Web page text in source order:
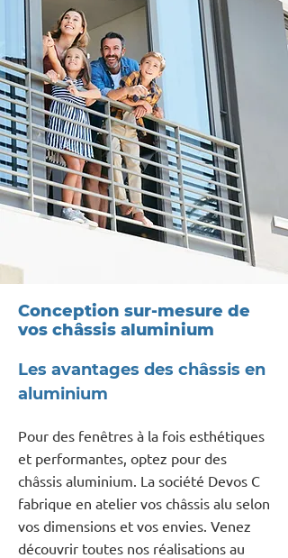
Conception sur-mesure de
vos châssis aluminium
Les avantages des châssis en
aluminium
Pour des fenêtres à la fois esthétiques
et performantes, optez pour des
châssis aluminium. La société Devos C
fabrique en atelier vos châssis alu selon
vos dimensions et vos envies. Venez
découvrir toutes nos réalisations au